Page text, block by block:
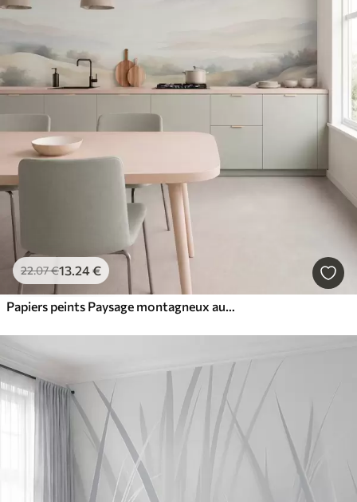
22.07€13.24€
Papiers peints Paysage montagneux aux reliefs variés